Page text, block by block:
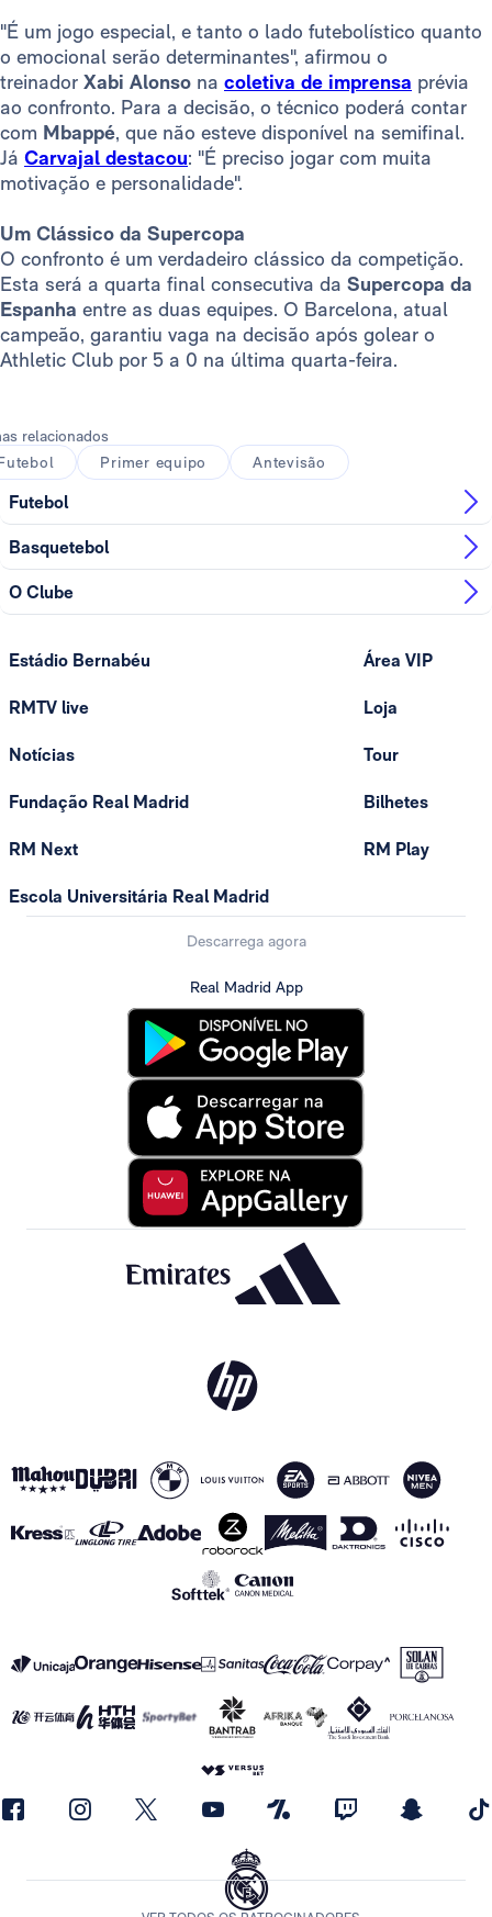
"É um jogo especial, e tanto o lado futebolístico quanto
o emocional serão determinantes", afirmou o
treinador Xabi Alonso na coletiva de imprensa prévia
ao confronto. Para a decisão, o técnico poderá contar
com Mbappé, que não esteve disponível na semifinal.
Já Carvajal destacou: "É preciso jogar com muita
motivação e personalidade".
Um Clássico da Supercopa
O confronto é um verdadeiro clássico da competição.
Esta será a quarta final consecutiva da Supercopa da
Espanha entre as duas equipes. O Barcelona, atual
campeão, garantiu vaga na decisão após golear o
Athletic Club por 5 a 0 na última quarta-feira.
relacionados
Primer equipo Antevisão
Futebol
Basquetebol
O Clube
Estádio Bernabéu
RMTV live
Notícias
Fundação Real Madrid
RM Next
Escola Universitária Real Madrid
Área VIP
Loja
Tour
Bilhetes
RM Play
Descarrega agora
Real Madrid App